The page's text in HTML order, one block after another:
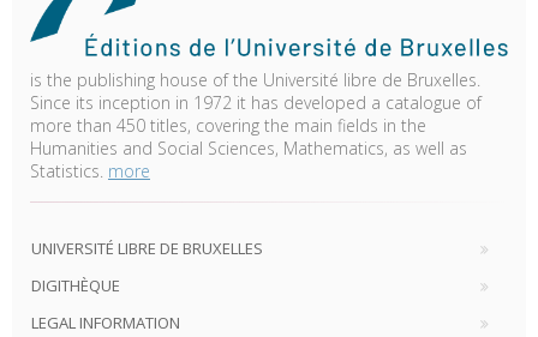
is the publishing house of the Université libre de Bruxelles.
Since its inception in 1972 it has developed a catalogue of
more than 450 titles, covering the main fields in the
Humanities and Social Sciences, Mathematics, as well as
Statistics. more
UNIVERSITÉ LIBRE DE BRUXELLES
DIGITHÈQUE
LEGAL INFORMATION